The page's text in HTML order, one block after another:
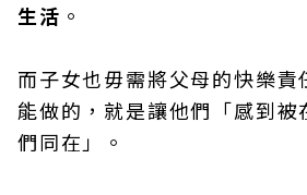
生活 。
而子女也毋需將父母的快樂責
能做的，就是讓他們「感到被
們同在」。